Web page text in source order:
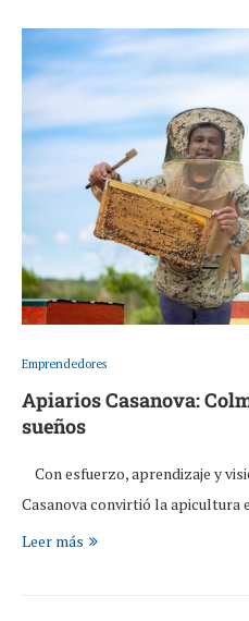
Emprendedores
Apiarios Casanova:
sueños
Con esfuerzo, aprendizaje y
Casanova convirtió la apicultura
Leer más